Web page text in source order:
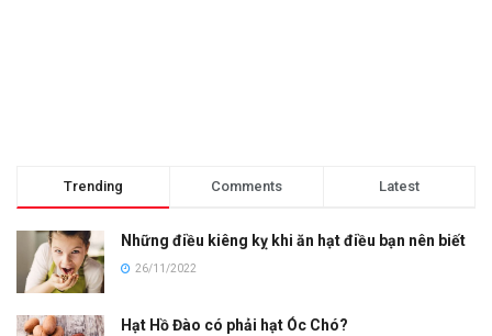
Trending Comments Latest
Những điều kiêng kỵ khi ăn hạt điều bạn nên biết
26/11/2022
Hạt Hồ Đào có phải hạt Óc Chó?